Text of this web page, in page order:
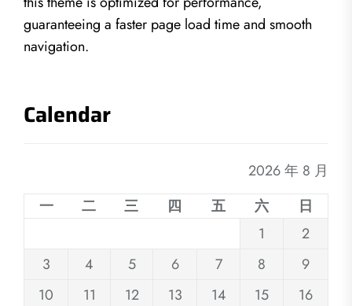
guaranteeing a faster page load time and smooth
navigation.
Calendar
2026 年 8 月
一
二 三 四 五 六
日
1
2
3
4 5 6 7 8
9
10
11 12 13 14 15
16